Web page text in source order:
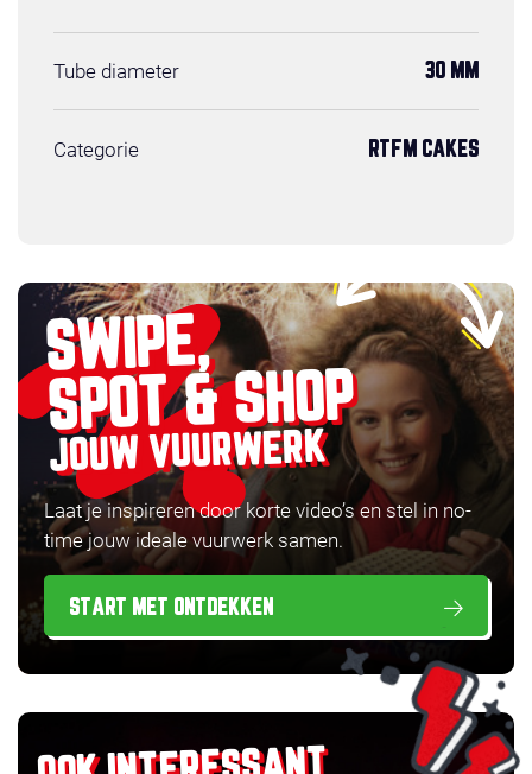
Tube diameter 30 MM
Categorie RTFM CAKES
SWIPE,
SPOT & SHOP
JOUW VUURWERK
Laat je inspireren door korte video’s en stel in no-
time jouw ideale vuurwerk samen.
START MET ONTDEKKEN